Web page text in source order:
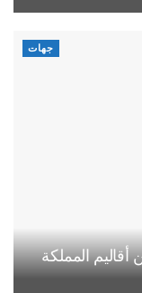
جهات
المملكة